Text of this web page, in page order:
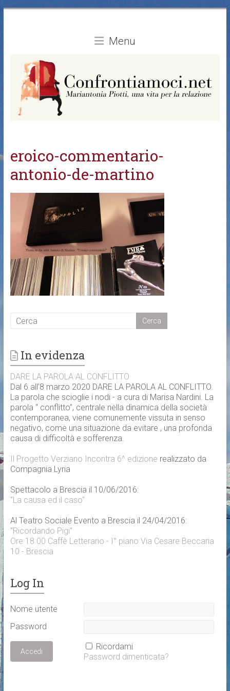
Menu
eroico-commentario-
antonio-de-martino
In evidenza
DARE LA PAROLA AL CONFLITTO
Dal 6 all’8 marzo 2020 DARE LA PAROLA AL CONFLITTO.
La parola che scioglie i nodi - a cura di Marisa Nardini. La
parola “ conflitto”, centrale nella dinamica della società
contemporanea, viene comunemente vissuta in senso
negativo, come una situazione da evitare , una profonda
causa di difficoltà e sofferenza.
Il Progetto Verziano Incontra 6^ edizione realizzato da
Compagnia Lyria
Spettacolo a Brescia il 10/06/2016:
"La causa ed il caso"
Al Teatro Sociale Evento a Brescia il 24/04/2016:
"Ricordando Pigi"
Ore 18.00 Caffè Letterario - I° piano Via Cesare Beccaria
10 - Brescia
Log In
Nome utente
Password
Ricordami
Password dimenticata?